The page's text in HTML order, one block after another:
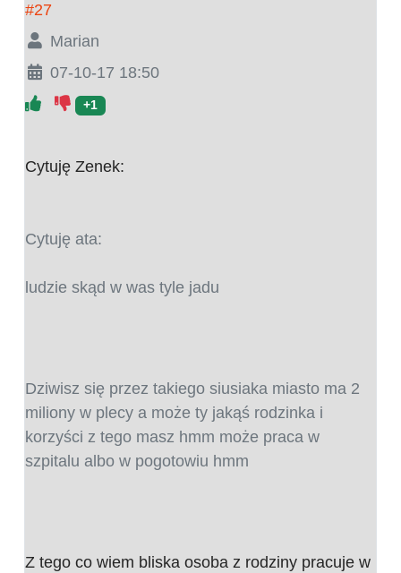
#27
Marian
07-10-17 18:50
+1
Cytuję Zenek:
Cytuję ata:
ludzie skąd w was tyle jadu
Dziwisz się przez takiego siusiaka miasto ma 2
miliony w plecy a może ty jakąś rodzinka i
korzyści z tego masz hmm może praca w
szpitalu albo w pogotowiu hmm
Z tego co wiem bliska osoba z rodziny pracuje w